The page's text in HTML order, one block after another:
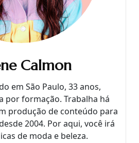
Calmon
em São Paulo, 33 anos,
por formação. Trabalha há
produção de conteúdo para
2004. Por aqui, você irá
de moda e beleza.